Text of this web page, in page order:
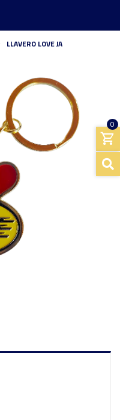
0
LLAVERO LOVE JA